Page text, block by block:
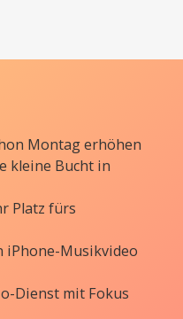
Montag erhöhen
kleine Bucht in
Platz fürs
iPhone-Musikvideo
Dienst mit Fokus